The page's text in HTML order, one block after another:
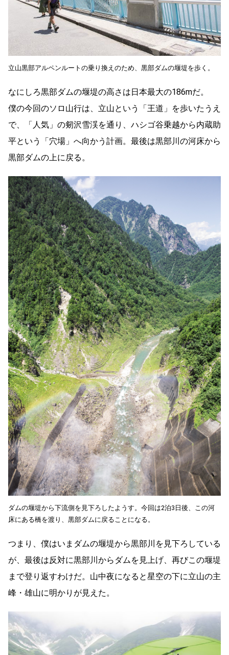
立山黒部アルペンルートの乗り換えのため、黒部ダムの堰堤を歩く。
なにしろ黒部ダムの堰堤の高さは日本最大の186mだ。
僕の今回のソロ山行は、立山という「王道」を歩いたうえ
で、「人気」の剱沢雪渓を通り、ハシゴ谷乗越から内蔵助
平という「穴場」へ向かう計画。最後は黒部川の河床から
黒部ダムの上に戻る。
ダムの堰堤から下流側を見下ろしたようす。今回は2泊3日後、この河
床にある橋を渡り、黒部ダムに戻ることになる。
つまり、僕はいまダムの堰堤から黒部川を見下ろしている
が、最後は反対に黒部川からダムを見上げ、再びこの堰堤
まで登り返すわけだ。山中夜になると星空の下に立山の主
峰・雄山に明かりが見えた。